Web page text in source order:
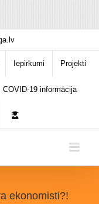
Iepirkumi Projekti
COVID-19 informācija
ekonomisti?!